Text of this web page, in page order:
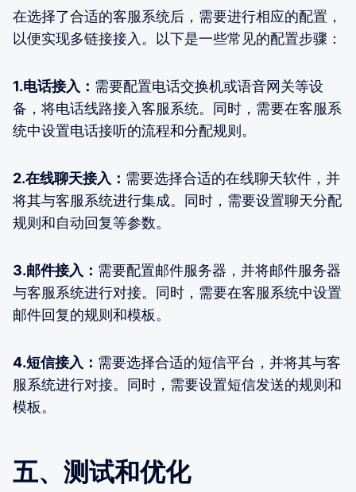
在选择了合适的客服系统后，需要进行相应的配置，
以便实现多链接接入。以下是一些常见的配置步骤：
1.电话接入： 需要配置电话交换机或语音网关等设
备，将电话线路接入客服系统。同时，需要在客服系
统中设置电话接听的流程和分配规则。
2.在线聊天接入： 需要选择合适的在线聊天软件，并
将其与客服系统进行集成。同时，需要设置聊天分配
规则和自动回复等参数。
3.邮件接入： 需要配置邮件服务器，并将邮件服务器
与客服系统进行对接。同时，需要在客服系统中设置
邮件回复的规则和模板。
4.短信接入： 需要选择合适的短信平台，并将其与客
服系统进行对接。同时，需要设置短信发送的规则和
模板。
五、测试和优化